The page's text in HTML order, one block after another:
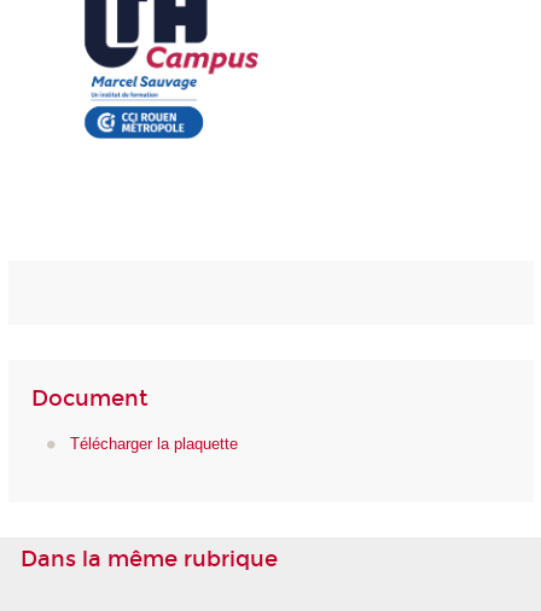
Document
Télécharger la plaquette
Dans la même rubrique